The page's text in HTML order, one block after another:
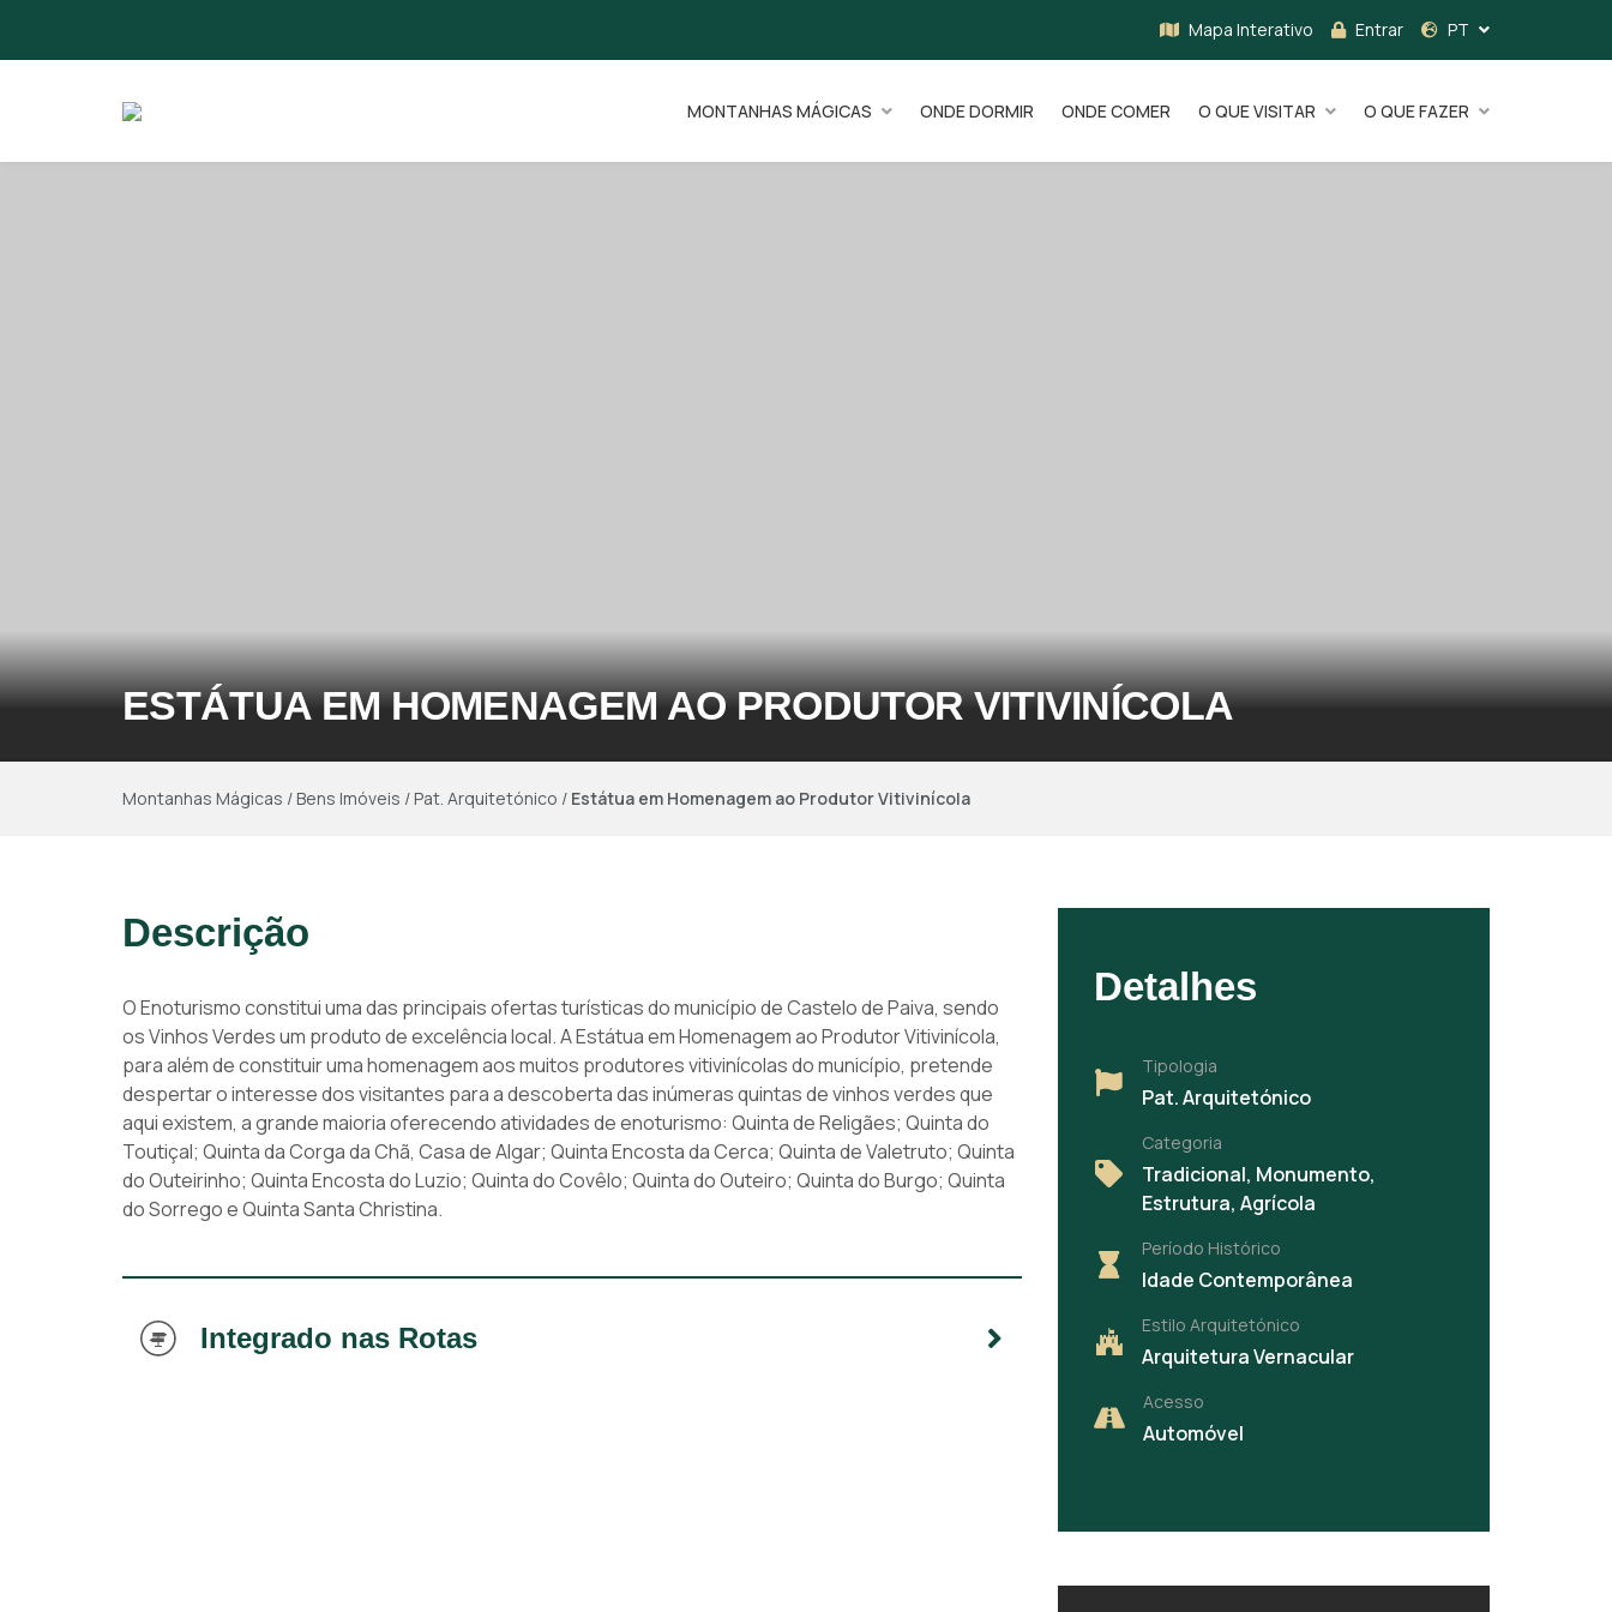
Mapa Interativo Entrar PT
MONTANHAS MÁGICAS ONDE DORMIR ONDE COMER O QUE VISITAR O QUE FAZER
ESTÁTUA EM HOMENAGEM AO PRODUTOR VITIVINÍCOLA
Montanhas Mágicas /Bens Imóveis /Pat. Arquitetónico / Estátua em Homenagem ao Produtor Vitivinícola
Descrição
O Enoturismo constitui uma das principais ofertas turísticas do município de Castelo de Paiva, sendo
os Vinhos Verdes um produto de excelência local. A Estátua em Homenagem ao Produtor Vitivinícola,
para além de constituir uma homenagem aos muitos produtores vitivinícolas do município, pretende
despertar o interesse dos visitantes para a descoberta das inúmeras quintas de vinhos verdes que
aqui existem, a grande maioria oferecendo atividades de enoturismo: Quinta de Religães; Quinta do
Toutiçal; Quinta da Corga da Chã, Casa de Algar; Quinta Encosta da Cerca; Quinta de Valetruto; Quinta
do Outeirinho; Quinta Encosta do Luzio; Quinta do Covêlo; Quinta do Outeiro; Quinta do Burgo; Quinta
do Sorrego e Quinta Santa Christina.
Integrado nas Rotas
Detalhes
Tipologia
Pat. Arquitetónico
Categoria
Tradicional, Monumento,
Estrutura, Agrícola
Período Histórico
Idade Contemporânea
Estilo Arquitetónico
Arquitetura Vernacular
Acesso
Automóvel